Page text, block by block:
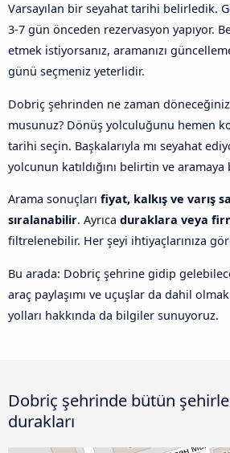
Varsayılan bir seyahat tarihi belirledik.
3-7 gün önceden rezervasyon yapıyor.
etmek istiyorsanız, aramanızı
günü seçmeniz yeterlidir.
Dobriç şehrinden ne zaman
musunuz? Dönüş yolculuğunu hemen
tarihi seçin. Başkalarıyla mı seyahat
yolcunun katıldığını belirtin ve aramaya
Arama sonuçları fiyat, kalkış ve varış
sıralanabilir. Ayrıca duraklara veya
filtrelenebilir. Her şeyi ihtiyaçlarınıza
Bu arada: Dobriç şehrine gidip
araç paylaşımı ve uçuşlar da dahil
yolları hakkında da bilgiler sunuyoruz.
Dobriç şehrinde bütün
durakları